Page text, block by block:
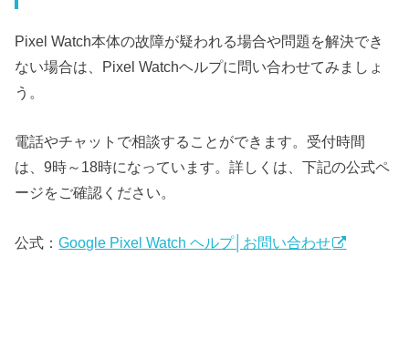
Pixel Watch本体の故障が疑われる場合や問題を解決でき
ない場合は、Pixel Watchヘルプに問い合わせてみましょ
う。
電話やチャットで相談することができます。受付時間
は、9時～18時になっています。詳しくは、下記の公式ペ
ージをご確認ください。
公式：Google Pixel Watch ヘルプ│お問い合わせ